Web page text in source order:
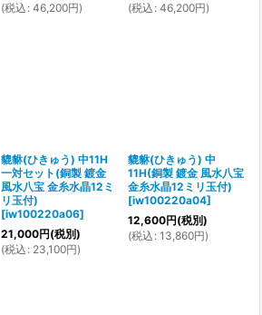
(税込 : 46,200円)
(税込 : 46,200円)
貔貅(ひきゅう) 中11H
一対セット(銅製 鍍金
風水八宝 金糸水晶12ミ
リ玉付)
[iw100220a06]
21,000円(税別)
(税込 : 23,100円)
貔貅(ひきゅう) 中
11H(銅製 鍍金 風水八宝
金糸水晶12ミリ玉付)
[iw100220a04]
12,600円(税別)
(税込 : 13,860円)